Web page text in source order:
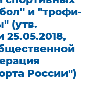
и "трофи-
(утв.
России")